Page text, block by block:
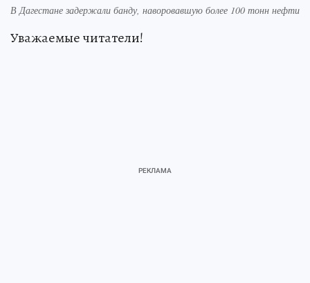
В Дагестане задержали банду, наворовавшую более 100 тонн нефти
Уважаемые читатели!